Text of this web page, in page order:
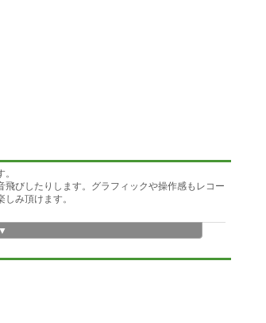
びしたりします。グラフィックや操作感もレコー
み頂けます。